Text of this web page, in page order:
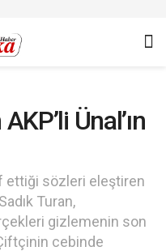
Ünal’ın
ettiği sözleri eleştiren
Turan,
gizlemenin son
cebinde